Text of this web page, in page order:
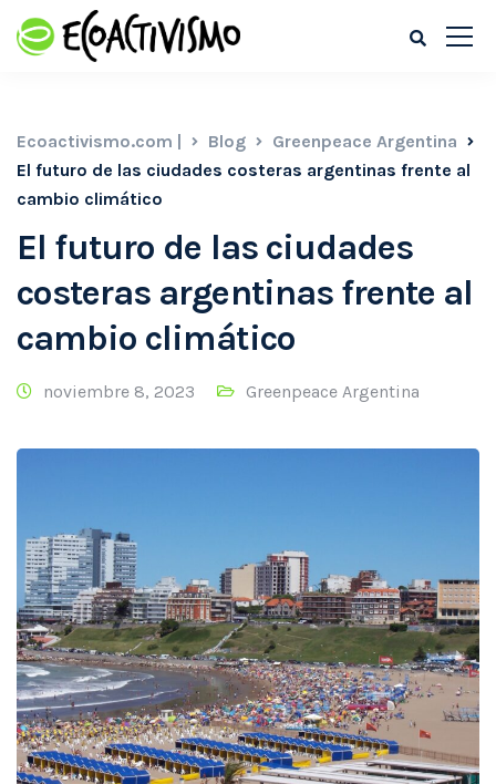
Ecoactivismo.com | Blog
Greenpeace Argentina
El futuro de las ciudades costeras argentinas frente al
cambio climático
El futuro de las ciudades
costeras argentinas frente al
cambio climático
noviembre 8, 2023 Greenpeace Argentina